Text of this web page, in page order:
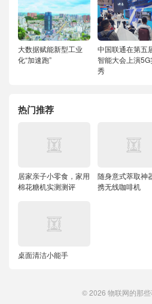
大数据赋能新型工业
化“加速跑”
中国联通在第五
智能大会上演5G
秀
热门推荐
居家亲子小零食，家用
棉花糖机实测测评
随身意式萃取神
携无线咖啡机
桌面清洁小能手
© 2026 物联网的那